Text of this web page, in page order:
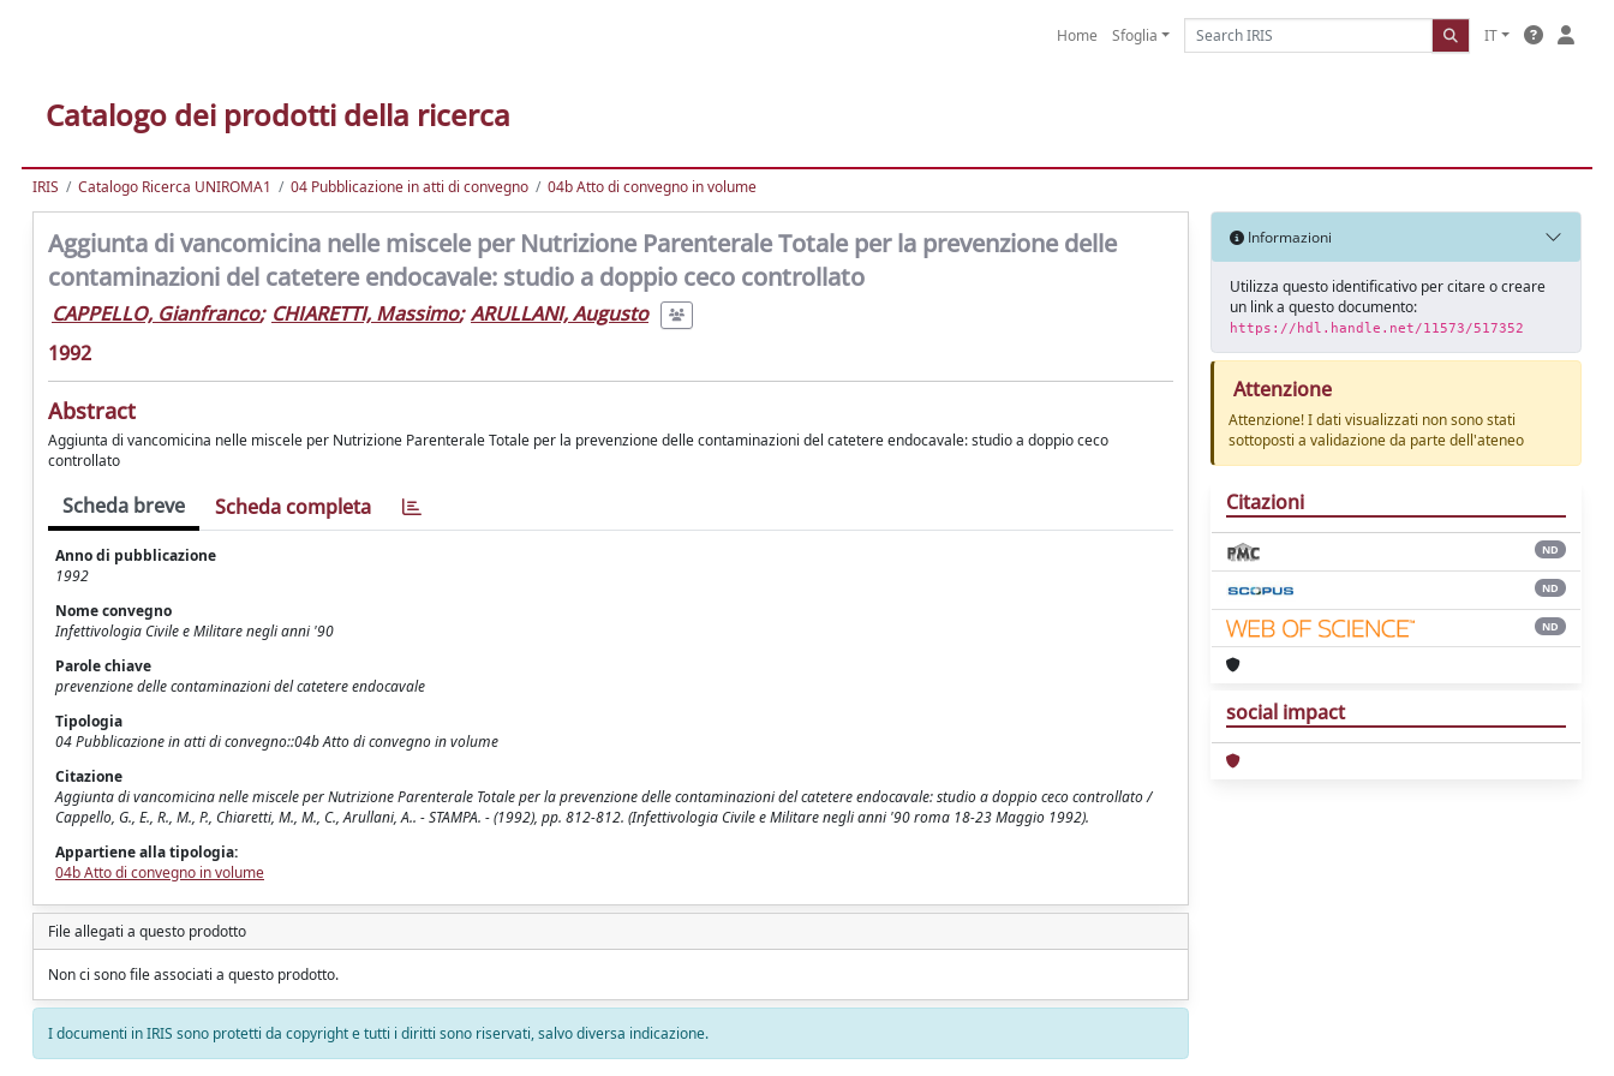
Home Sfoglia IT
Catalogo dei prodotti della ricerca
IRIS Catalogo Ricerca UNIROMA1 04 Pubblicazione in atti di convegno 04b Atto di convegno in volume
Aggiunta di vancomicina nelle miscele per Nutrizione Parenterale Totale per la prevenzione delle
contaminazioni del catetere endocavale: studio a doppio ceco controllato
CAPPELLO, Gianfranco; CHIARETTI, Massimo; ARULLANI, Augusto
1992
Abstract
Aggiunta di vancomicina nelle miscele per Nutrizione Parenterale Totale per la prevenzione delle contaminazioni del catetere endocavale: studio a doppio ceco
controllato
Scheda breve Scheda completa
Anno di pubblicazione
1992
Nome convegno
Infettivologia Civile e Militare negli anni '90
Parole chiave
prevenzione delle contaminazioni del catetere endocavale
Tipologia
04 Pubblicazione in atti di convegno::04b Atto di convegno in volume
Citazione
Aggiunta di vancomicina nelle miscele per Nutrizione Parenterale Totale per la prevenzione delle contaminazioni del catetere endocavale: studio a doppio ceco controllato /
Cappello, G., E., R., M., P., Chiaretti, M., M., C., Arullani, A.. - STAMPA. - (1992), pp. 812-812. (Infettivologia Civile e Militare negli anni '90 roma 18-23 Maggio 1992).
Appartiene alla tipologia:
04b Atto di convegno in volume
File allegati a questo prodotto
Non ci sono file associati a questo prodotto.
I documenti in IRIS sono protetti da copyright e tutti i diritti sono riservati, salvo diversa indicazione.
Informazioni
Utilizza questo identificativo per citare o creare
un link a questo documento:
https://hdl.handle.net/11573/517352
Attenzione
Attenzione! I dati visualizzati non sono stati
sottoposti a validazione da parte dell'ateneo
Citazioni
ND
ND
ND
social impact